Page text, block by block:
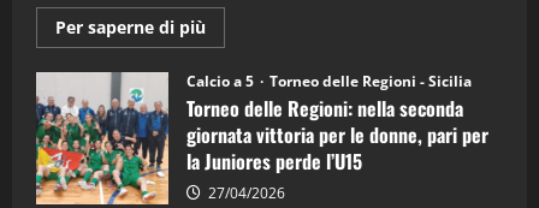
Per saperne di più
informazioni
Torneo
delle
Regioni
di
calcio
a
5:
la
Calcio a 5 Torneo delle Regioni - Sicilia
Torneo delle Regioni: nella seconda
giornata vittoria per le donne, pari per
la Juniores perde l’U15
27/04/2026